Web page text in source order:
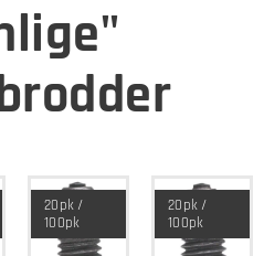
20pk /
100pk
20pk /
100pk